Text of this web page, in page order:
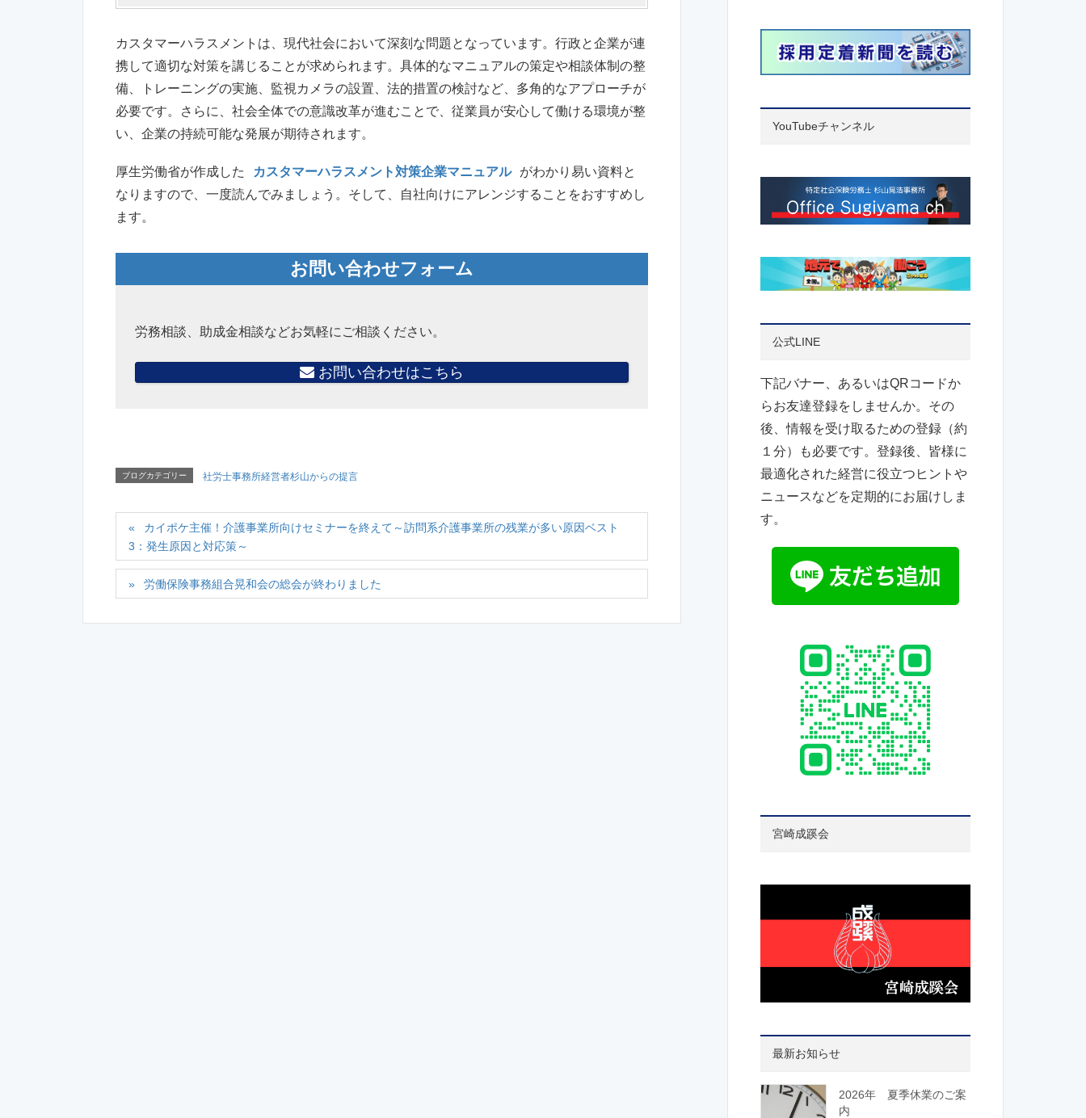
カスタマーハラスメントは、現代社会において深刻な問題となっています。行政と企業が連
携して適切な対策を講じることが求められます。具体的なマニュアルの策定や相談体制の整
備、トレーニングの実施、監視カメラの設置、法的措置の検討など、多角的なアプローチが
必要です。さらに、社会全体での意識改革が進むことで、従業員が安心して働ける環境が整
い、企業の持続可能な発展が期待されます。
厚生労働省が作成した カスタマーハラスメント対策企業マニュアル
がわかり易い資料と
なりますので、一度読んでみましょう。そして、自社向けにアレンジすることをおすすめし
ます。
お問い合わせフォーム
労務相談、助成金相談などお気軽にご相談ください。
お問い合わせはこちら
ブログカテゴリー 社労士事務所経営者杉山からの提言
カイポケ主催！介護事業所向けセミナーを終えて～訪問系介護事業所の残業が多い原因ベスト
3：発生原因と対応策～
労働保険事務組合晃和会の総会が終わりました
YouTubeチャンネル
公式LINE
下記バナー、あるいはQRコードか
らお友達登録をしませんか。その
後、情報を受け取るための登録（約
１分）も必要です。登録後、皆様に
最適化された経営に役立つヒントや
ニュースなどを定期的にお届けしま
す。
宮崎成蹊会
最新お知らせ
2026年 夏季休業のご案
内